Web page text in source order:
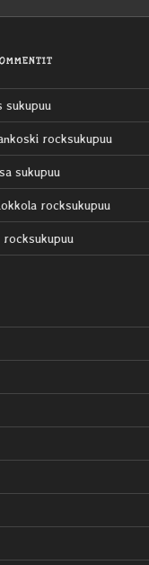
sukupuu
rocksukupuu
sukupuu
rocksukupuu